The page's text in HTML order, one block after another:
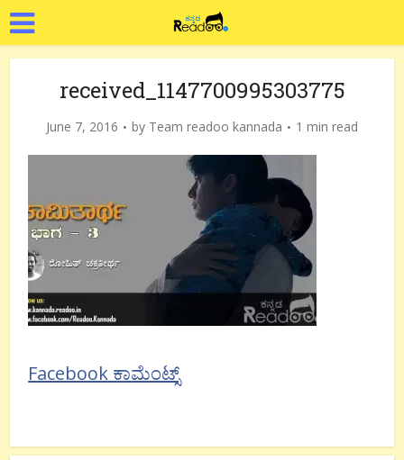
received_1147700995303775
June 7, 2016 by Team readoo kannada 1 min read
Facebook ಕಾಮೆಂಟ್ಸ್